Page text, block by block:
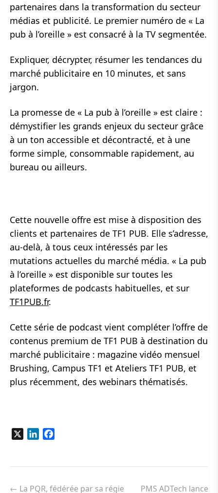
partenaires dans la transformation du secteur
médias et publicité. Le premier numéro de « La
pub à l’oreille » est consacré à la TV segmentée.
Expliquer, décrypter, résumer les tendances du
marché publicitaire en 10 minutes, et sans
jargon.
La promesse de « La pub à l’oreille » est claire :
démystifier les grands enjeux du secteur grâce
à un ton accessible et décontracté, et à une
forme simple, consommable rapidement, au
bureau ou ailleurs.
Cette nouvelle offre est mise à disposition des
clients et partenaires de TF1 PUB. Elle s’adresse,
au-delà, à tous ceux intéressés par les
mutations actuelles du marché média. « La pub
à l’oreille » est disponible sur toutes les
plateformes de podcasts habituelles, et sur
TF1PUB.fr.
Cette série de podcast vient compléter l’offre de
contenus premium de TF1 PUB à destination du
marché publicitaire : magazine vidéo mensuel
Brushing, Campus TF1 et Ateliers TF1 PUB, et
plus récemment, des webinars thématisés.
LinkedIn
de
← La PQR, fédérée par sa régie PMS ADTech lance